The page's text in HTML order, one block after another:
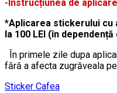
-Instrucțiunea de
*Aplicarea stickerului cu
la 100 LEI (în
În primele zile dupa
fără a afecta zugrăveala
Sticker Cafea